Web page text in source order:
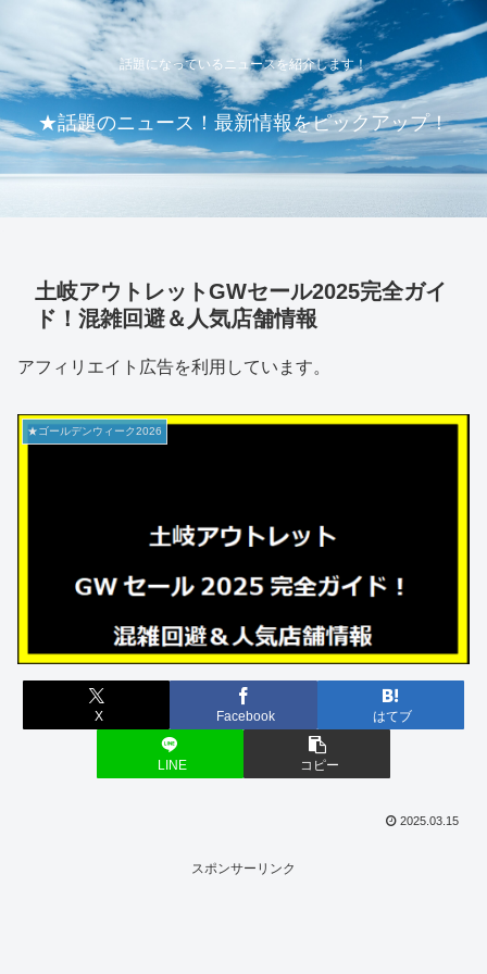
話題になっているニュースを紹介します！
★話題のニュース！最新情報をピックアップ！
土岐アウトレットGWセール2025完全ガイ
ド！混雑回避＆人気店舗情報
アフィリエイト広告を利用しています。
★ゴールデンウィーク2026
X Facebook はてブ
LINE コピー
2025.03.15
スポンサーリンク